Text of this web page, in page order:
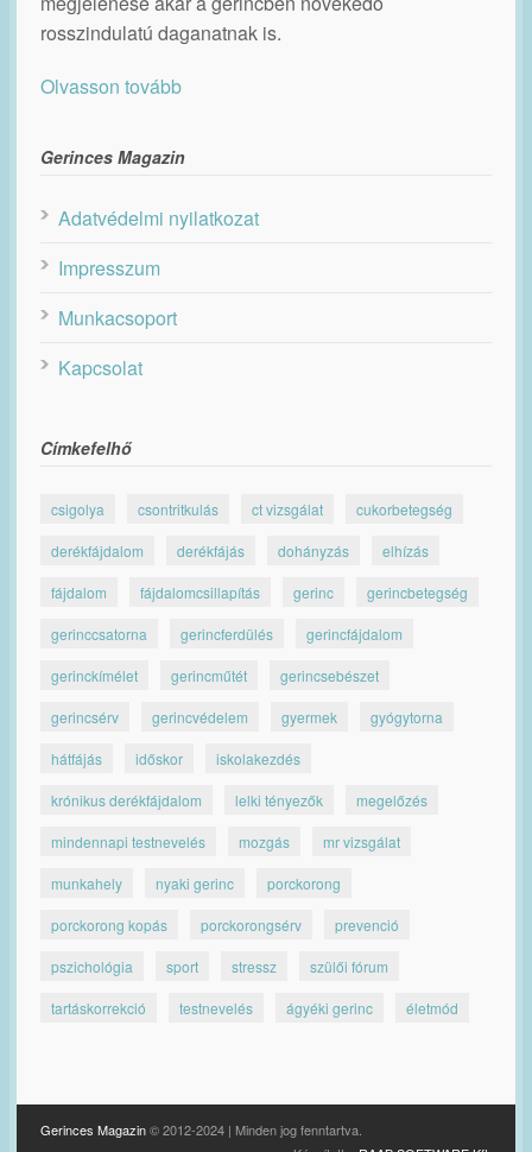
rosszindulatú daganatnak is.
Olvasson tovább
Gerinces Magazin
Adatvédelmi nyilatkozat
Impresszum
Munkacsoport
Kapcsolat
Címkefelhő
csigolya csontritkulás ct vizsgálat cukorbetegség
derékfájdalom derékfájás dohányzás elhízás
fájdalom fájdalomcsillapítás gerinc gerincbetegség
gerinccsatorna gerincferdülés gerincfájdalom
gerinckímélet gerincműtét gerincsebészet
gerincsérv gerincvédelem gyermek gyógytorna
hátfájás időskor iskolakezdés
krónikus derékfájdalom lelki tényezők megelőzés
mindennapi testnevelés mozgás mr vizsgálat
munkahely nyaki gerinc porckorong
porckorong kopás porckorongsérv prevenció
pszichológia sport stressz szülői fórum
tartáskorrekció testnevelés ágyéki gerinc életmód
Gerinces Magazin© 2012-2024 | Minden jog fenntartva.